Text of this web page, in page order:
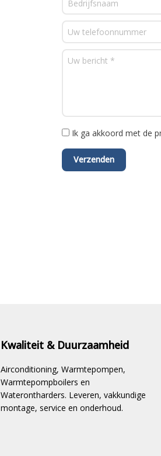
Ik ga akkoord met de
Kwaliteit & Duurzaamheid
Airconditioning, Warmtepompen,
Warmtepompboilers en
Waterontharders. Leveren, vakkundige
montage, service en onderhoud.